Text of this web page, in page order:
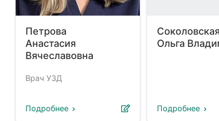
Петрова
Анастасия
Вячеславовна
Врач УЗД
Подробнее
Ольга
Подробнее